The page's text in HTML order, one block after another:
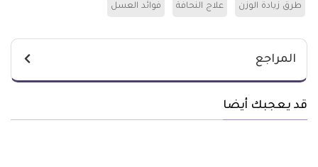
طرق زيادة الوزن علاج النحافة فوائد العسل
المراجع
قد يعجبك أيضا